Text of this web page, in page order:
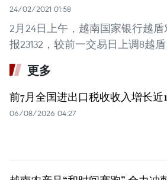
24/02/2021 01:58
2月24日上午，越南国家银行越
报23132，较前一交易日上调8越盾
更多
前7月全国进出口税收收入增长近
06/08/2026 04:27